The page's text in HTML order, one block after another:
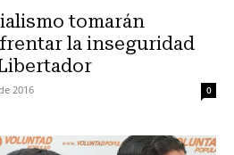
tomarán
la inseguridad
2016 0